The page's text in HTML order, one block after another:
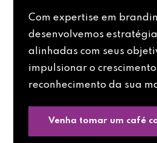
Com expertise em
desenvolvemos
alinhadas com seus
impulsionar o
reconhecimento da sua
Venha tomar um café